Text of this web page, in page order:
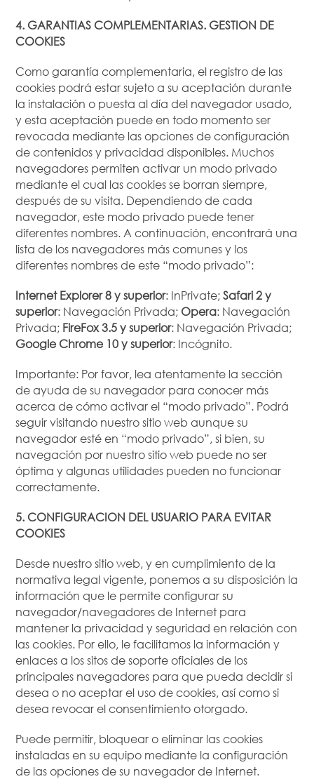
4. GARANTIAS COMPLEMENTARIAS. GESTION DE
COOKIES
Como garantía complementaria, el registro de las
cookies podrá estar sujeto a su aceptación durante
la instalación o puesta al día del navegador usado,
y esta aceptación puede en todo momento ser
revocada mediante las opciones de configuración
de contenidos y privacidad disponibles. Muchos
navegadores permiten activar un modo privado
mediante el cual las cookies se borran siempre,
después de su visita. Dependiendo de cada
navegador, este modo privado puede tener
diferentes nombres. A continuación, encontrará una
lista de los navegadores más comunes y los
diferentes nombres de este “modo privado”:
Internet Explorer 8 y superior: InPrivate;Safari 2 y
superior: Navegación Privada; Opera: Navegación
Privada; FireFox 3.5 y superior: Navegación Privada;
Google Chrome 10 y superior: Incógnito.
Importante: Por favor, lea atentamente la sección
de ayuda de su navegador para conocer más
acerca de cómo activar el “modo privado”. Podrá
seguir visitando nuestro sitio web aunque su
navegador esté en “modo privado”, si bien, su
navegación por nuestro sitio web puede no ser
óptima y algunas utilidades pueden no funcionar
correctamente.
5. CONFIGURACION DEL USUARIO PARA EVITAR
COOKIES
Desde nuestro sitio web, y en cumplimiento de la
normativa legal vigente, ponemos a su disposición la
información que le permite configurar su
navegador/navegadores de Internet para
mantener la privacidad y seguridad en relación con
las cookies. Por ello, le facilitamos la información y
enlaces a los sitos de soporte oficiales de los
principales navegadores para que pueda decidir si
desea o no aceptar el uso de cookies, así como si
desea revocar el consentimiento otorgado.
Puede permitir, bloquear o eliminar las cookies
instaladas en su equipo mediante la configuración
de las opciones de su navegador de Internet.